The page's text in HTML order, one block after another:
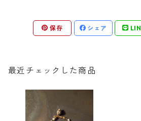
保存 シェア
最近チェックした商品